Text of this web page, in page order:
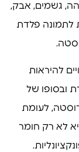
גשמים, אבק,
לתמונה פלדת
להיראות
ובסופו של
לעומת
לא רק חומר